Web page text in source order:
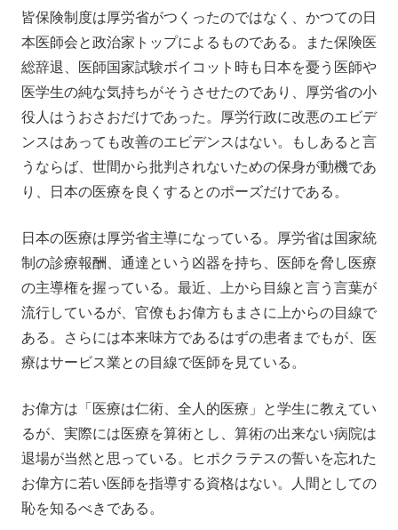
皆保険制度は厚労省がつくったのではなく、かつての日
本医師会と政治家トップによるものである。また保険医
総辞退、医師国家試験ボイコット時も日本を憂う医師や
医学生の純な気持ちがそうさせたのであり、厚労省の小
役人はうおさおだけであった。厚労行政に改悪のエビデ
ンスはあっても改善のエビデンスはない。もしあると言
うならば、世間から批判されないための保身が動機であ
り、日本の医療を良くするとのポーズだけである。
日本の医療は厚労省主導になっている。厚労省は国家統
制の診療報酬、通達という凶器を持ち、医師を脅し医療
の主導権を握っている。最近、上から目線と言う言葉が
流行しているが、官僚もお偉方もまさに上からの目線で
ある。さらには本来味方であるはずの患者までもが、医
療はサービス業との目線で医師を見ている。
お偉方は「医療は仁術、全人的医療」と学生に教えてい
るが、実際には医療を算術とし、算術の出来ない病院は
退場が当然と思っている。ヒポクラテスの誓いを忘れた
お偉方に若い医師を指導する資格はない。人間としての
恥を知るべきである。